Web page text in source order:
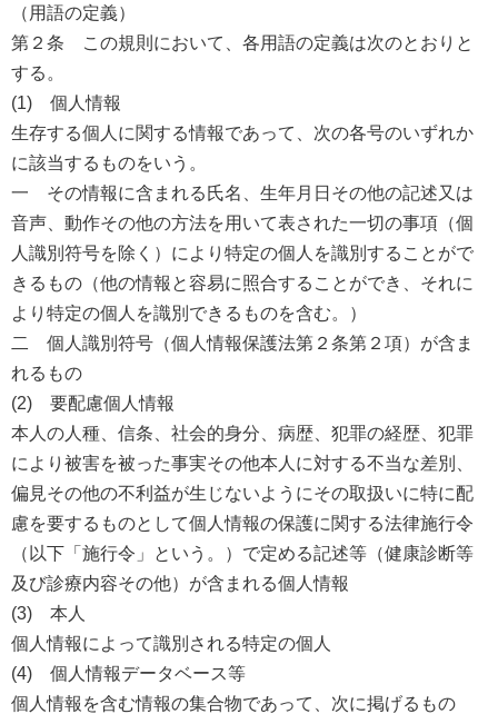
（用語の定義）
第２条 この規則において、各用語の定義は次のとおりと
する。
(1) 個人情報
生存する個人に関する情報であって、次の各号のいずれか
に該当するものをいう。
一 その情報に含まれる氏名、生年月日その他の記述又は
音声、動作その他の方法を用いて表された一切の事項（個
人識別符号を除く）により特定の個人を識別することがで
きるもの（他の情報と容易に照合することができ、それに
より特定の個人を識別できるものを含む。）
二 個人識別符号（個人情報保護法第２条第２項）が含ま
れるもの
(2) 要配慮個人情報
本人の人種、信条、社会的身分、病歴、犯罪の経歴、犯罪
により被害を被った事実その他本人に対する不当な差別、
偏見その他の不利益が生じないようにその取扱いに特に配
慮を要するものとして個人情報の保護に関する法律施行令
（以下「施行令」という。）で定める記述等（健康診断等
及び診療内容その他）が含まれる個人情報
(3) 本人
個人情報によって識別される特定の個人
(4) 個人情報データベース等
個人情報を含む情報の集合物であって、次に掲げるもの